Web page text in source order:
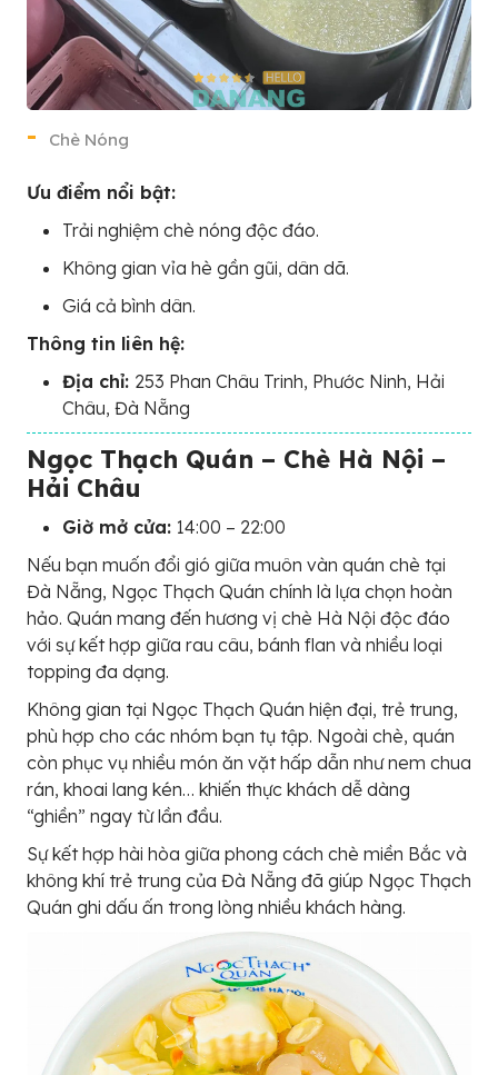
Chè Nóng
Ưu điểm nổi bật:
Trải nghiệm chè nóng độc đáo.
Không gian vỉa hè gần gũi, dân dã.
Giá cả bình dân.
Thông tin liên hệ:
Địa chỉ: 253 Phan Châu Trinh, Phước Ninh, Hải
Châu, Đà Nẵng
Ngọc Thạch Quán – Chè Hà Nội –
Hải Châu
Giờ mở cửa: 14:00 – 22:00
Nếu bạn muốn đổi gió giữa muôn vàn quán chè tại
Đà Nẵng, Ngọc Thạch Quán chính là lựa chọn hoàn
hảo. Quán mang đến hương vị chè Hà Nội độc đáo
với sự kết hợp giữa rau câu, bánh flan và nhiều loại
topping đa dạng.
Không gian tại Ngọc Thạch Quán hiện đại, trẻ trung,
phù hợp cho các nhóm bạn tụ tập. Ngoài chè, quán
còn phục vụ nhiều món ăn vặt hấp dẫn như nem chua
rán, khoai lang kén… khiến thực khách dễ dàng
“ghiền” ngay từ lần đầu.
Sự kết hợp hài hòa giữa phong cách chè miền Bắc và
không khí trẻ trung của Đà Nẵng đã giúp Ngọc Thạch
Quán ghi dấu ấn trong lòng nhiều khách hàng.